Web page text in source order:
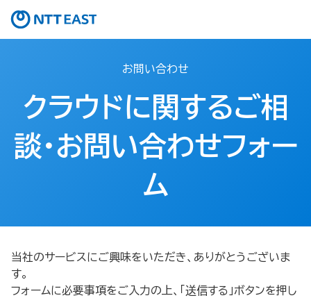
お問い合わせ
クラウドに関するご相
談・お問い合わせフォー
ム
当社のサービスにご興味をいただき、ありがとうございま
す。
フォームに必要事項をご入力の上、「送信する」ボタンを押し